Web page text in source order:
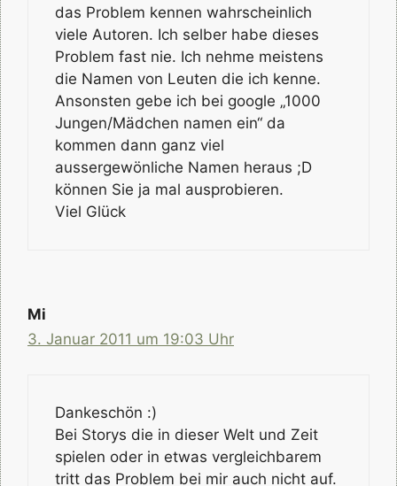
das Problem kennen wahrscheinlich
viele Autoren. Ich selber habe dieses
Problem fast nie. Ich nehme meistens
die Namen von Leuten die ich kenne.
Ansonsten gebe ich bei google „1000
Jungen/Mädchen namen ein“ da
kommen dann ganz viel
aussergewönliche Namen heraus ;D
können Sie ja mal ausprobieren.
Viel Glück
Mi
3. Januar 2011 um 19:03 Uhr
Dankeschön :)
Bei Storys die in dieser Welt und Zeit
spielen oder in etwas vergleichbarem
tritt das Problem bei mir auch nicht auf.